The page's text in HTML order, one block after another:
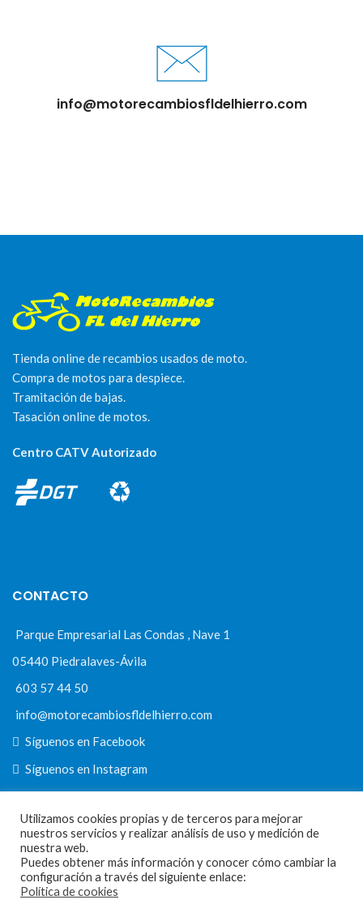
info@motorecambiosfldelhierro.com
Tienda online de recambios usados de moto.
Compra de motos para despiece.
Tramitación de bajas.
Tasación online de motos.
Centro CATV Autorizado
CONTACTO
Parque Empresarial Las Condas , Nave 1
05440 Piedralaves-Ávila
603 57 44 50
info@motorecambiosfldelhierro.com
Síguenos en Facebook
Síguenos en Instagram
NAVEGACIÓN
Inicio
Utilizamos cookies propias y de terceros para mejorar
nuestros servicios y realizar análisis de uso y medición de
nuestra web.
Puedes obtener más información y conocer cómo cambiar la
configuración a través del siguiente enlace:
Política de cookies